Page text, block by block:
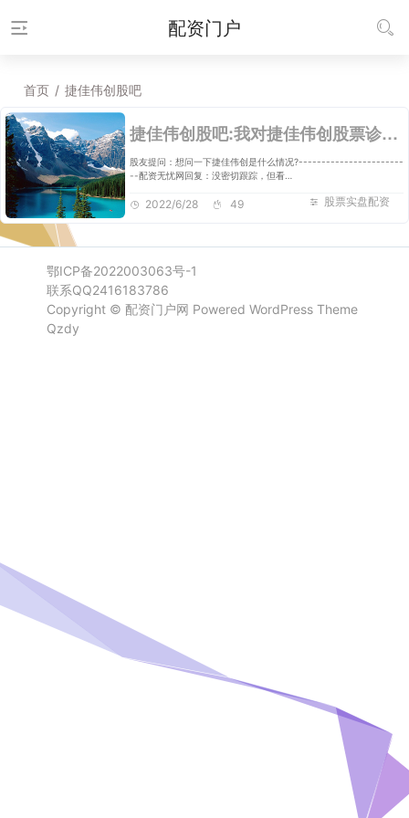
配资门户
首页 / 捷佳伟创股吧
捷佳伟创股吧:我对捷佳伟创股票诊断分析
股友提问：想问一下捷佳伟创是什么情况?-----------------------
--配资无忧网回复：没密切跟踪，但看…
股票实盘配资
2022/6/28 49
鄂ICP备2022003063号-1
联系QQ2416183786
Copyright © 配资门户网 Powered WordPress Theme
Qzdy